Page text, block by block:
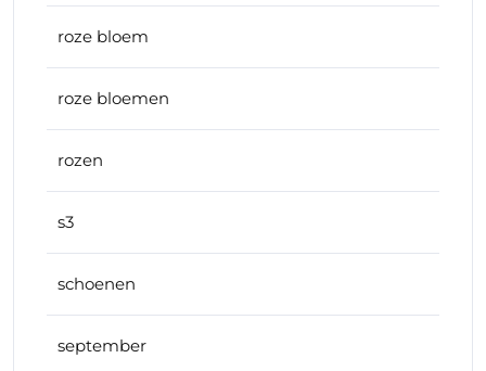
roze bloem
roze bloemen
rozen
s3
schoenen
september